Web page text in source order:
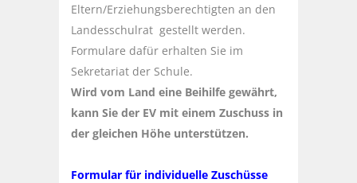
Eltern/Erziehungsberechtigten an den
Landesschulrat gestellt werden.
Formulare dafür erhalten Sie im
Sekretariat der Schule.
Wird vom Land eine Beihilfe gewährt,
kann Sie der EV mit einem Zuschuss in
der gleichen Höhe unterstützen.
Formular für individuelle Zuschüsse